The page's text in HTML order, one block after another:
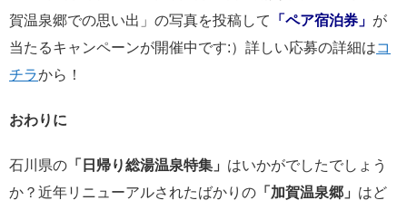
賀温泉郷での思い出」の写真を投稿して
「ペア宿泊券」 が
当たるキャンペーンが開催中です:）詳しい応募の詳細はコ
チラから！
おわりに
石川県の 「日帰り総湯温泉特集」 はいかがでしたでしょう
か？近年リニューアルされたばかりの 「加賀温泉郷」 はど